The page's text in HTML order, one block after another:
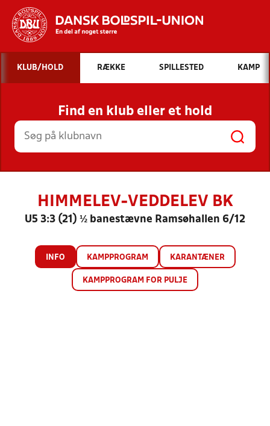
Hvad vil du søge efter?
INDHOLD OG NYHEDER
STILLINGER, RESULTATER, KLUBBER OG
HOLD
KLUB/HOLD RÆKKE SPILLESTED KAMP
Find en klub eller et hold
HIMMELEV-VEDDELEV BK
U5 3:3 (21) ½ banestævne Ramsøhallen 6/12
INFO KAMPPROGRAM KARANTÆNER
KAMPPROGRAM FOR PULJE